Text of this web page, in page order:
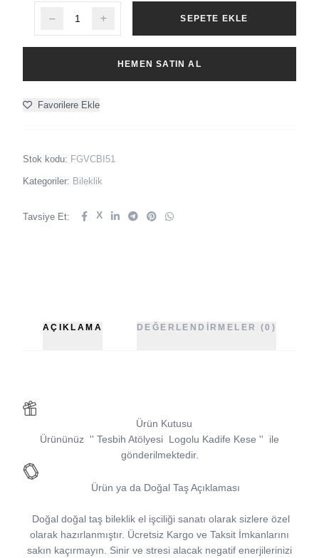
SEPETE EKLE
HEMEN SATIN AL
Favorilere Ekle
Stok kodu: FGVCBI51
Kategoriler: Bileklik
Tavsiye Et: X
AÇIKLAMA DEĞERLENDIRMELER (0)
Ürün Kutusu
Ürününüz '' Tesbih Atölyesi Logolu Kadife Kese ''
ile
gönderilmektedir.
Ürün ya da Doğal Taş Açıklaması
Doğal doğal taş bileklik el işciliği sanatı olarak sizlere özel
olarak hazırlanmıştır. Ücretsiz Kargo ve Taksit İmkanlarını
sakın kaçırmayın. Sinir ve stresi alacak negatif enerjilerinizi